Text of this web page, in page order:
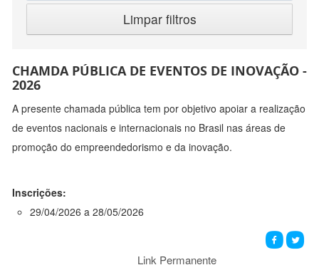
Limpar filtros
CHAMDA PÚBLICA DE EVENTOS DE INOVAÇÃO -
2026
A presente chamada pública tem por objetivo apoiar a realização
de eventos nacionais e internacionais no Brasil nas áreas de
promoção do empreendedorismo e da inovação.
Inscrições:
29/04/2026 a 28/05/2026
Link Permanente